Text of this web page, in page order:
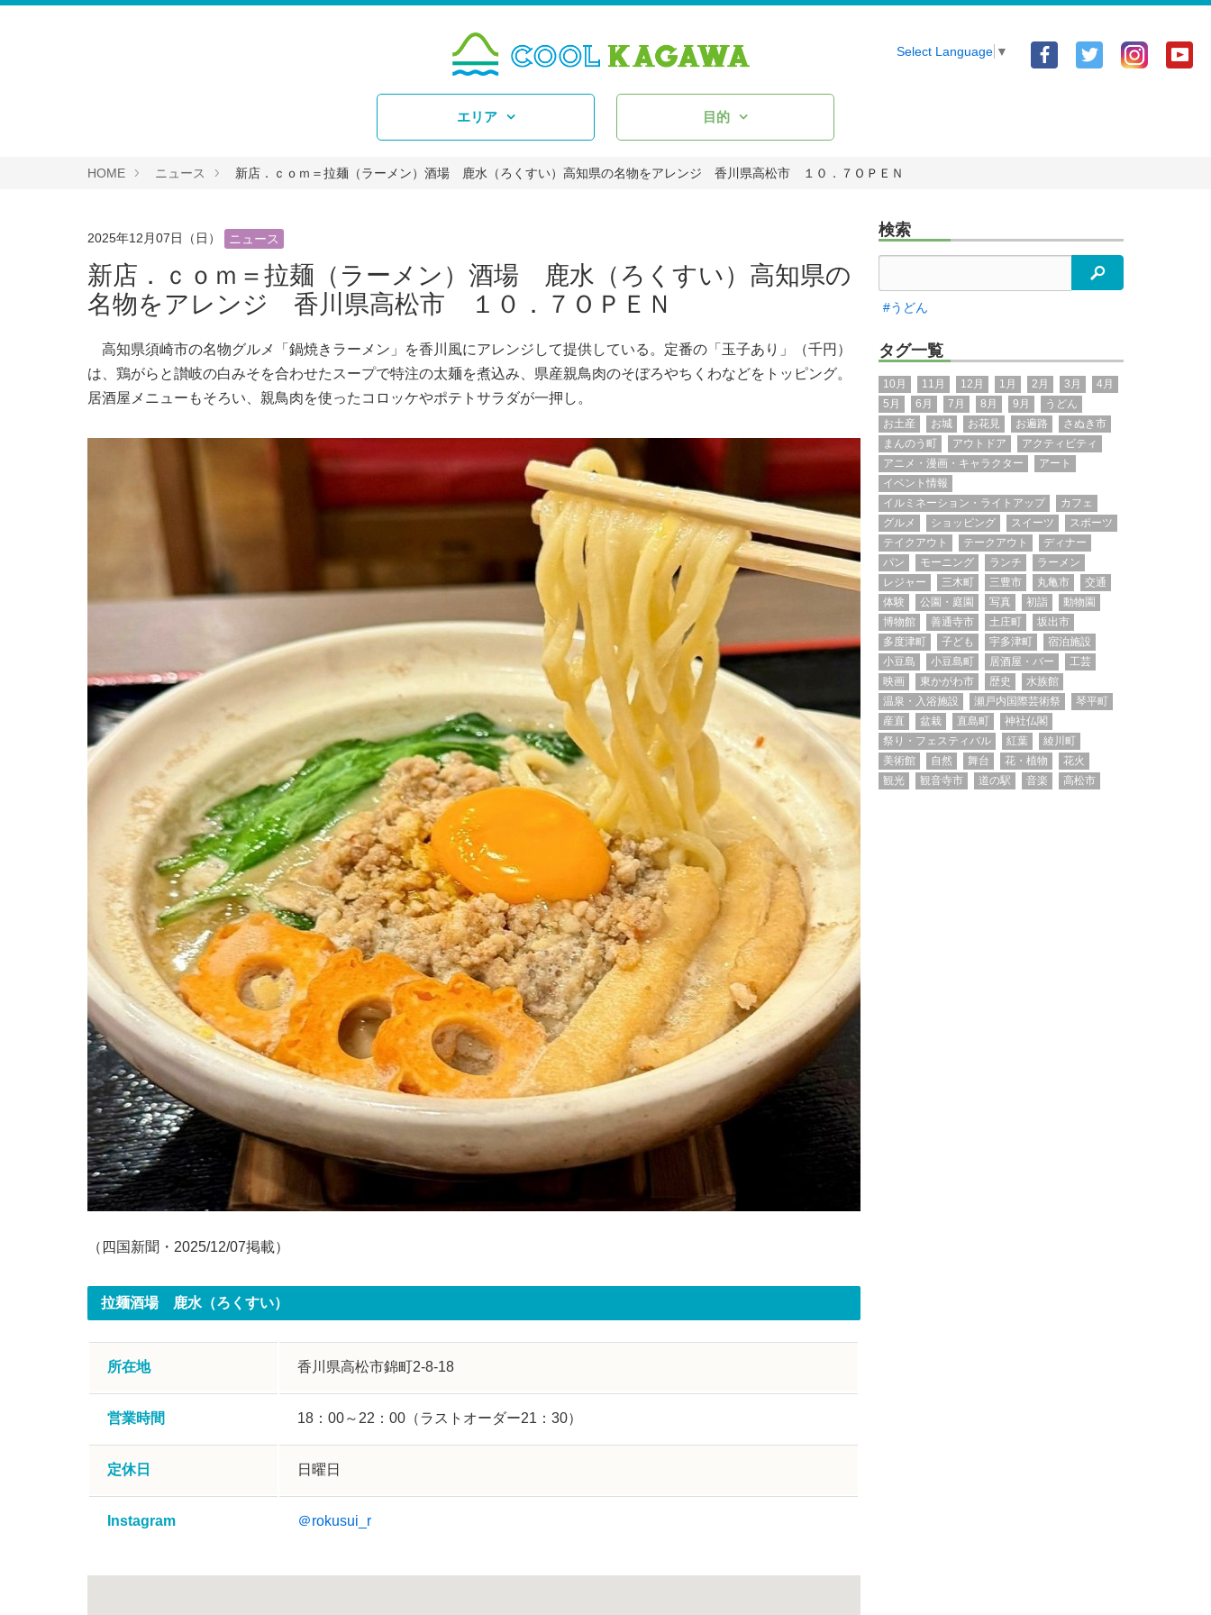
Facebook
Twitter
Select Language ▼
エリア 目的
HOME ニュース 新店．ｃｏｍ＝拉麺（ラーメン）酒場 鹿水（ろくすい）高知県の名物をアレンジ 香川県高松市 １０．７ＯＰＥＮ
2025年12月07日（日） ニュース
新店．ｃｏｍ＝拉麺（ラーメン）酒場 鹿水（ろくすい）高知県の
名物をアレンジ 香川県高松市 １０．７ＯＰＥＮ
高知県須崎市の名物グルメ「鍋焼きラーメン」を香川風にアレンジして提供している。定番の「玉子あり」（千円）
は、鶏がらと讃岐の白みそを合わせたスープで特注の太麺を煮込み、県産親鳥肉のそぼろやちくわなどをトッピング。
居酒屋メニューもそろい、親鳥肉を使ったコロッケやポテトサラダが一押し。
（四国新聞・2025/12/07掲載）
拉麺酒場 鹿水（ろくすい）
所在地 香川県高松市錦町2-8-18
営業時間 18：00～22：00（ラストオーダー21：30）
定休日 日曜日
Instagram ＠rokusui_r
検索
検索
#うどん
タグ一覧
10月 11月 12月 1月 2月 3月
4月
5月
6月 7月 8月 9月
うどん
お土産
お城 お花見 お遍路
さぬき市
まんのう町
アウトドア
アクティビティ
アニメ・漫画・キャラクター
アート
イベント情報
イルミネーション・ライトアップ
カフェ
グルメ
ショッピング スイーツ
スポーツ
テイクアウト
テークアウト
ディナー
パン
モーニング ランチ
ラーメン
レジャー
三木町 三豊市 丸亀市
交通
体験
公園・庭園 写真 初詣
動物園
博物館
善通寺市 土庄町
坂出市
多度津町
子ども 宇多津町
宿泊施設
小豆島
小豆島町 居酒屋・バー
工芸
映画
東かがわ市 歴史
水族館
温泉・入浴施設
瀬戸内国際芸術祭
琴平町
産直
盆栽 直島町
神社仏閣
祭り・フェスティバル
紅葉
綾川町
美術館
自然 舞台 花・植物
花火
観光
観音寺市 道の駅 音楽 高松市